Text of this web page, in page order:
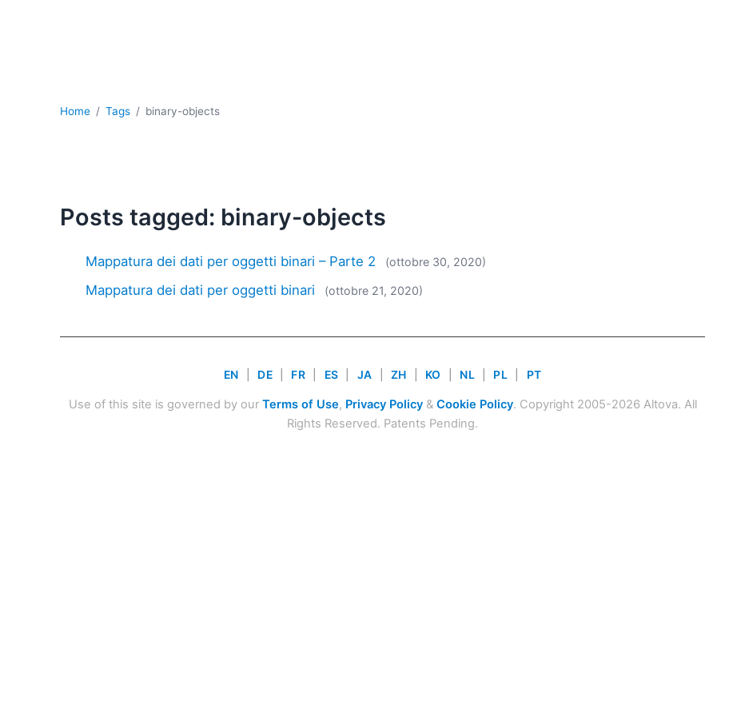
Home Tags binary-objects
Posts tagged: binary-objects
Mappatura dei dati per oggetti binari – Parte 2 (ottobre 30, 2020)
Mappatura dei dati per oggetti binari (ottobre 21, 2020)
EN DE FR ES JA ZH KO NL PL PT
Use of this site is governed by our Terms of Use, Privacy Policy& Cookie Policy. Copyright 2005-2026 Altova. All
Rights Reserved. Patents Pending.